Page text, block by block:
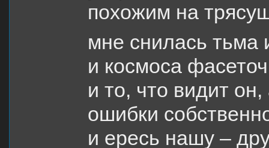
похожим на
мне снилась тьма
и космоса
и то, что видит
ошибки
и ересь нашу –